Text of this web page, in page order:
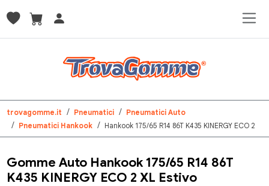
trovagomme.it Pneumatici
Pneumatici Auto
Pneumatici Hankook
Hankook 175/65 R14 86T K435 KINERGY ECO 2
Gomme Auto Hankook 175/65 R14 86T
K435 KINERGY ECO 2 XL Estivo